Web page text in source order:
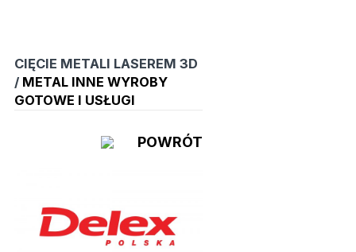
CIĘCIE METALI LASEREM 3D
/ METAL INNE WYROBY
GOTOWE I USŁUGI
POWRÓT